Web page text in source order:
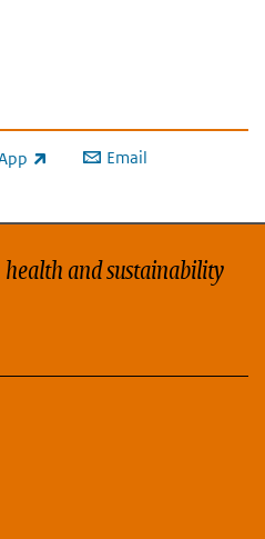
Email
health and sustainability